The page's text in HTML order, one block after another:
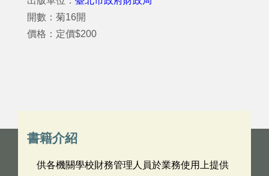
開數：菊16開
價格：定價$200
書籍介紹
供各機關學校財務管理人員於業務使用上提供